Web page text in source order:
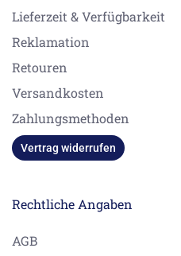
Lieferzeit & Verfügbarkeit
Reklamation
Retouren
Versandkosten
Zahlungsmethoden
Vertrag widerrufen
Rechtliche Angaben
AGB